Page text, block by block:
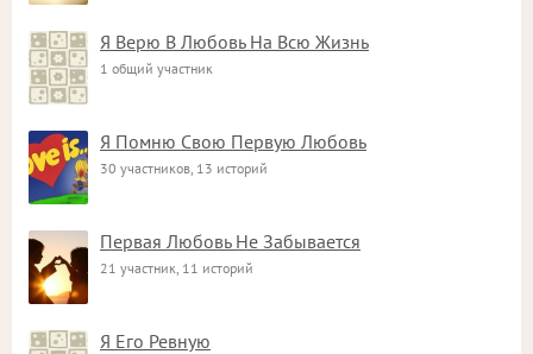
Я Верю В Любовь На Всю Жизнь
1 общий участник
Я Помню Свою Первую Любовь
30 участников, 13 историй
Первая Любовь Не Забывается
21 участник, 11 историй
Я Его Ревную